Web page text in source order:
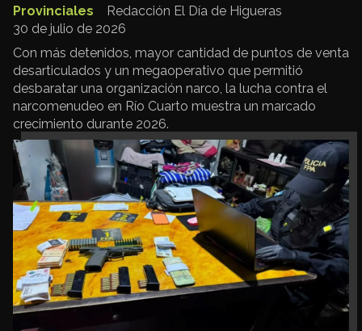
Redacción El Día de Higueras
Provinciales
30 de julio de 2026
Con más detenidos, mayor cantidad de puntos de venta
desarticulados y un megaoperativo que permitió
desbaratar una organización narco, la lucha contra el
narcomenudeo en Río Cuarto muestra un marcado
crecimiento durante 2026.